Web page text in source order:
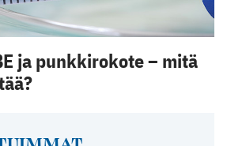
ja punkkirokote – mitä